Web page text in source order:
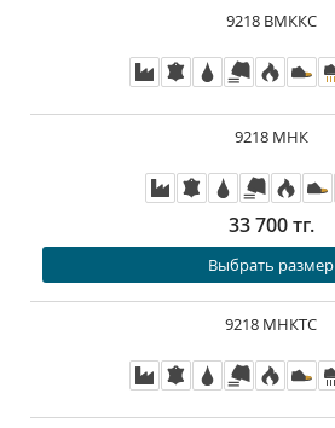
9218 ВМККС
9218 МНК
33 700 тг.
Выбрать размер
9218 МНКТС